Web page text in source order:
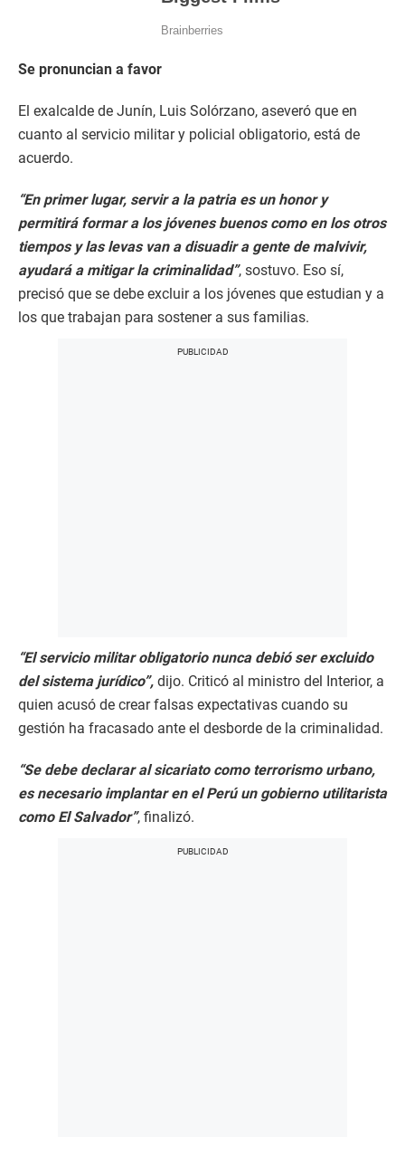
Se pronuncian a favor
El exalcalde de Junín, Luis Solórzano, aseveró que en
cuanto al servicio militar y policial obligatorio, está de
acuerdo.
“En primer lugar, servir a la patria es un honor y
permitirá formar a los jóvenes buenos como en los otros
tiempos y las levas van a disuadir a gente de malvivir,
ayudará a mitigar la criminalidad”, sostuvo. Eso sí,
precisó que se debe excluir a los jóvenes que estudian y a
los que trabajan para sostener a sus familias.
“El servicio militar obligatorio nunca debió ser excluido
del sistema jurídico”, dijo. Criticó al ministro del Interior, a
quien acusó de crear falsas expectativas cuando su
gestión ha fracasado ante el desborde de la criminalidad.
“Se debe declarar al sicariato como terrorismo urbano,
es necesario implantar en el Perú un gobierno utilitarista
como El Salvador”, finalizó.